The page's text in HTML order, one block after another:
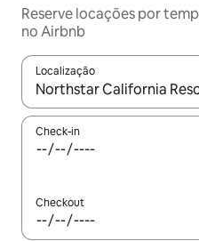
Reserve locações por
no Airbnb
Localização
Quando os resultados
Check-in
Checkout